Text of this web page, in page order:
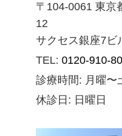
〒104-0061 東京
12
サクセス銀座7ビ
TEL: 0120-910-
診療時間: 月曜〜
休診日: 日曜日